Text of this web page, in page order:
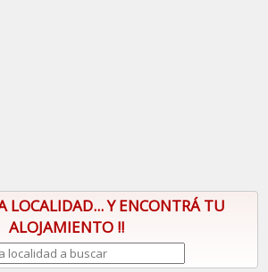
LOCALIDAD... Y ENCONTRÁ TU
ALOJAMIENTO !!